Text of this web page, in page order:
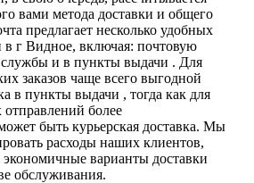
вами метода доставки и общего
предлагает несколько удобных
в г Видное, включая: почтовую
службы и в пункты выдачи . Для
заказов чаще всего выгодной
в пункты выдачи , тогда как для
более
быть курьерская доставка. Мы
расходы наших клиентов,
экономичные варианты доставки
обслуживания.